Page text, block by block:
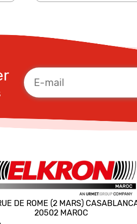
DE ROME (2 MARS)
20502 MAROC